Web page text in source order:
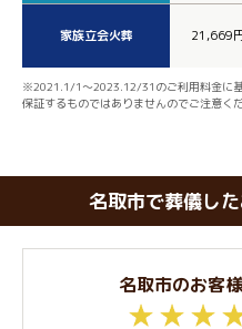
家族立会火葬 21,669
※2021.1/1～2023.12/31のご利用料金に
保証するものではありませんのでご注意くだ
名取市で葬儀し
名取市のお客